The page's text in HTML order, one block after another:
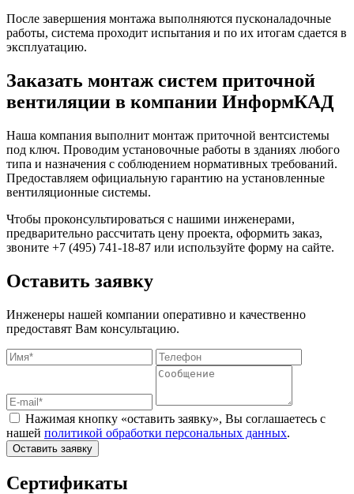
После завершения монтажа выполняются пусконаладочные
работы, система проходит испытания и по их итогам сдается в
эксплуатацию.
Заказать монтаж систем приточной
вентиляции в компании ИнформКАД
Наша компания выполнит монтаж приточной вентсистемы
под ключ. Проводим установочные работы в зданиях любого
типа и назначения с соблюдением нормативных требований.
Предоставляем официальную гарантию на установленные
вентиляционные системы.
Чтобы проконсультироваться с нашими инженерами,
предварительно рассчитать цену проекта, оформить заказ,
звоните +7 (495) 741-18-87 или используйте форму на сайте.
Оставить заявку
Инженеры нашей компании оперативно и качественно
предоставят Вам консультацию.
Нажимая кнопку «оставить заявку», Вы соглашаетесь с
нашей политикой обработки персональных данных.
Оставить заявку
Сертификаты